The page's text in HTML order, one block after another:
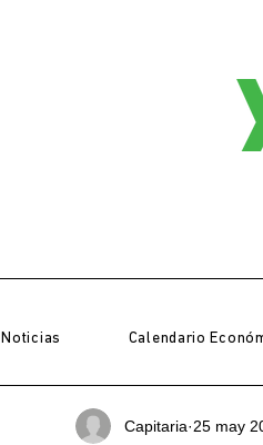
Noticias Calendario
Capitaria 25 may